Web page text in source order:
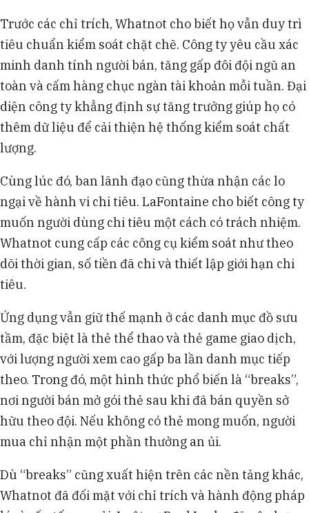
Trước các chỉ trích, Whatnot cho biết họ vẫn duy trì
tiêu chuẩn kiểm soát chặt chẽ. Công ty yêu cầu xác
minh danh tính người bán, tăng gấp đôi đội ngũ an
toàn và cấm hàng chục ngàn tài khoản mỗi tuần. Đại
diện công ty khẳng định sự tăng trưởng giúp họ có
thêm dữ liệu để cải thiện hệ thống kiểm soát chất
lượng.
Cùng lúc đó, ban lãnh đạo cũng thừa nhận các lo
ngại về hành vi chi tiêu. LaFontaine cho biết công ty
muốn người dùng chi tiêu một cách có trách nhiệm.
Whatnot cung cấp các công cụ kiểm soát như theo
dõi thời gian, số tiền đã chi và thiết lập giới hạn chi
tiêu.
Ứng dụng vẫn giữ thế mạnh ở các danh mục đồ sưu
tầm, đặc biệt là thẻ thể thao và thẻ game giao dịch,
với lượng người xem cao gấp ba lần danh mục tiếp
theo. Trong đó, một hình thức phổ biến là “breaks”,
nơi người bán mở gói thẻ sau khi đã bán quyền sở
hữu theo đội. Nếu không có thẻ mong muốn, người
mua chỉ nhận một phần thưởng an ủi.
Dù “breaks” cũng xuất hiện trên các nền tảng khác,
Whatnot đã đối mặt với chỉ trích và hành động pháp